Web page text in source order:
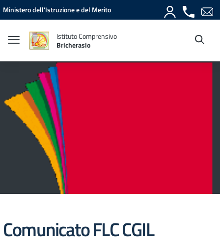
Vai ai contenuti
Vai al menu di navigazione
Vai al footer
Ministero dell'Istruzione e del Merito
Istituto Comprensivo
Bricherasio
Comunicato FLC CGIL